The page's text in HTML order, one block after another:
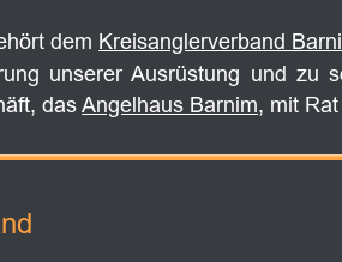
dem Kreisanglerverband
unserer Ausrüstung und zu
das Angelhaus Barnim, mit